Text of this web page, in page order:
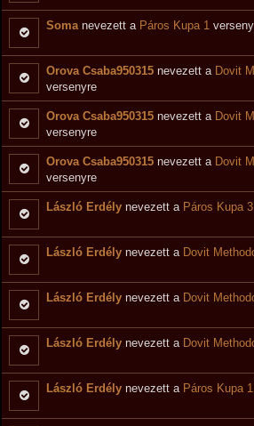
Somanevezett a Páros Kupa 1
Orova Csaba950315 nevezett a Dovit
versenyre
Orova Csaba950315 nevezett a Dovit
versenyre
Orova Csaba950315 nevezett a Dovit
versenyre
László Erdély nevezett a Páros Kupa 3
László Erdély nevezett a Dovit
László Erdély nevezett a Dovit
László Erdély nevezett a Dovit
László Erdély nevezett a Páros Kupa 1